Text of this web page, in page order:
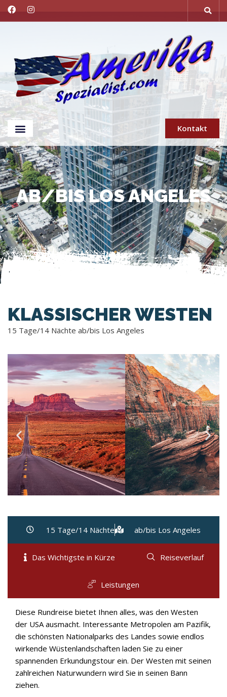
Kontakt
AB/BIS LOS ANGELES
KLASSISCHER WESTEN
15 Tage/14 Nächte ab/bis Los Angeles
15 Tage/14 Nächte ab/bis Los Angeles
Das Wichtigste in Kürze Reiseverlauf
Leistungen
Diese Rundreise bietet Ihnen alles, was den Westen
der USA ausmacht. Interessante Metropolen am Pazifik,
die schönsten Nationalparks des Landes sowie endlos
wirkende Wüstenlandschaften laden Sie zu einer
spannenden Erkundungstour ein. Der Westen mit seinen
zahlreichen Naturwundern wird Sie in seinen Bann
ziehen.